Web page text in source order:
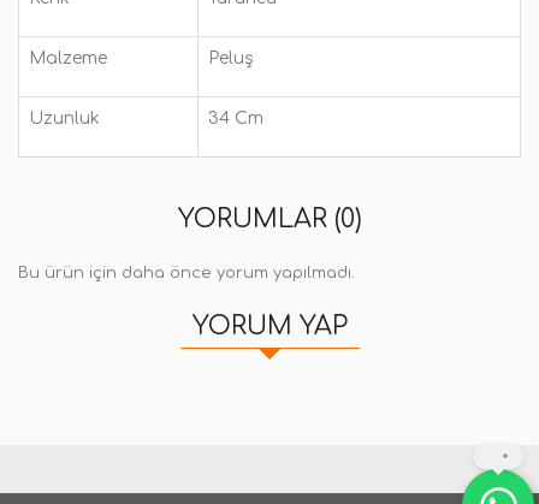
Malzeme Peluş
Uzunluk 34 Cm
YORUMLAR (0)
Bu ürün için daha önce yorum yapılmadı.
YORUM YAP